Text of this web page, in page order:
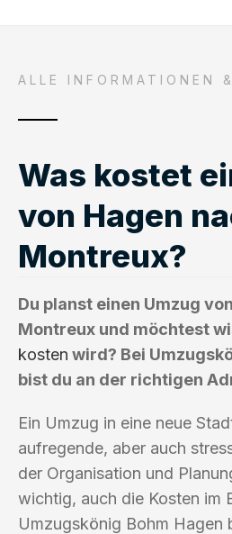
ALLE INFORMATIONEN
Was kostet
von Hagen
Montreux?
Du planst einen Umzug
Montreux und möchtest
kosten wird? Bei
bist du an der richtigen
Ein Umzug in eine neue
aufregende, aber auch
der Organisation und
wichtig, auch die Kosten im
Umzugskönig Bohm Hagen